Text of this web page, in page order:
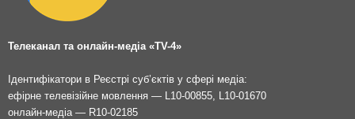
Телеканал та онлайн-медіа «TV-4»
Ідентифікатори в Реєстрі суб’єктів у сфері медіа:
ефірне телевізійне мовлення — L10-00855, L10-01670
онлайн-медіа — R10-02185